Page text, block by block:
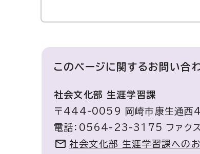
このページに関するお問い合
社会文化部 生涯学習課
〒444-0059 岡崎市康生通西4
電話：0564-23-3175 ファ
社会文化部 生涯学習課への